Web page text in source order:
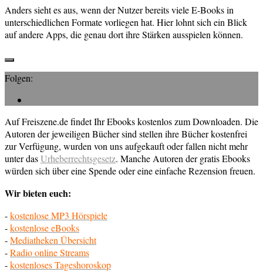
Anders sieht es aus, wenn der Nutzer bereits viele E-Books in
unterschiedlichen Formate vorliegen hat. Hier lohnt sich ein Blick
auf andere Apps, die genau dort ihre Stärken ausspielen können.
Folgen:
Auf Freiszene.de findet Ihr Ebooks kostenlos zum Downloaden. Die
Autoren der jeweiligen Bücher sind stellen ihre Bücher kostenfrei
zur Verfügung, wurden von uns aufgekauft oder fallen nicht mehr
unter dasUrheberrechtsgesetz. Manche Autoren der gratis Ebooks
würden sich über eine Spende oder eine einfache Rezension freuen.
Wir bieten euch:
-kostenlose MP3 Hörspiele
-kostenlose eBooks
-Mediatheken Übersicht
-Radio online Streams
-kostenloses Tageshoroskop